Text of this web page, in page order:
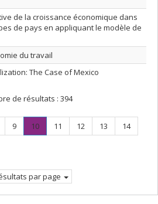
de la croissance économique dans
de pays en appliquant le modèle de
du travail
The Case of Mexico
de résultats : 394
Page
9 Page
10.
Page
Page
11 Page
12 Page
13 Page
14
par page